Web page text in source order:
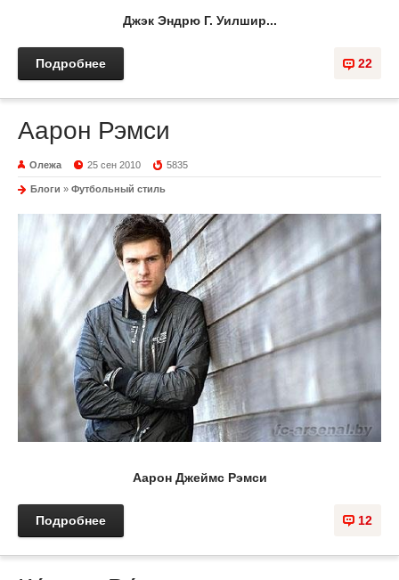
Джэк Эндрю Г. Уилшир...
22
Подробнее
Аарон Рэмси
Олежа 25 сен 2010 5835
Блоги » Футбольный стиль
Аарон Джеймс Рэмси
12
Подробнее